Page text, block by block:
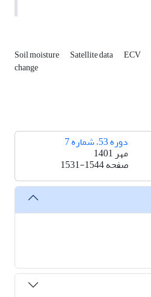
Soil moisture Satellite data ECV
change
دوره 53، شماره 7
مهر 1401
صفحه1531-1544